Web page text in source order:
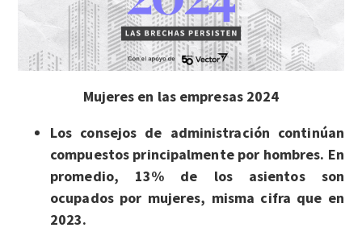
Mujeres en las empresas 2024
Los consejos de administración continúan
compuestos principalmente por hombres. En
promedio, 13% de los asientos son
ocupados por mujeres, misma cifra que en
2023.